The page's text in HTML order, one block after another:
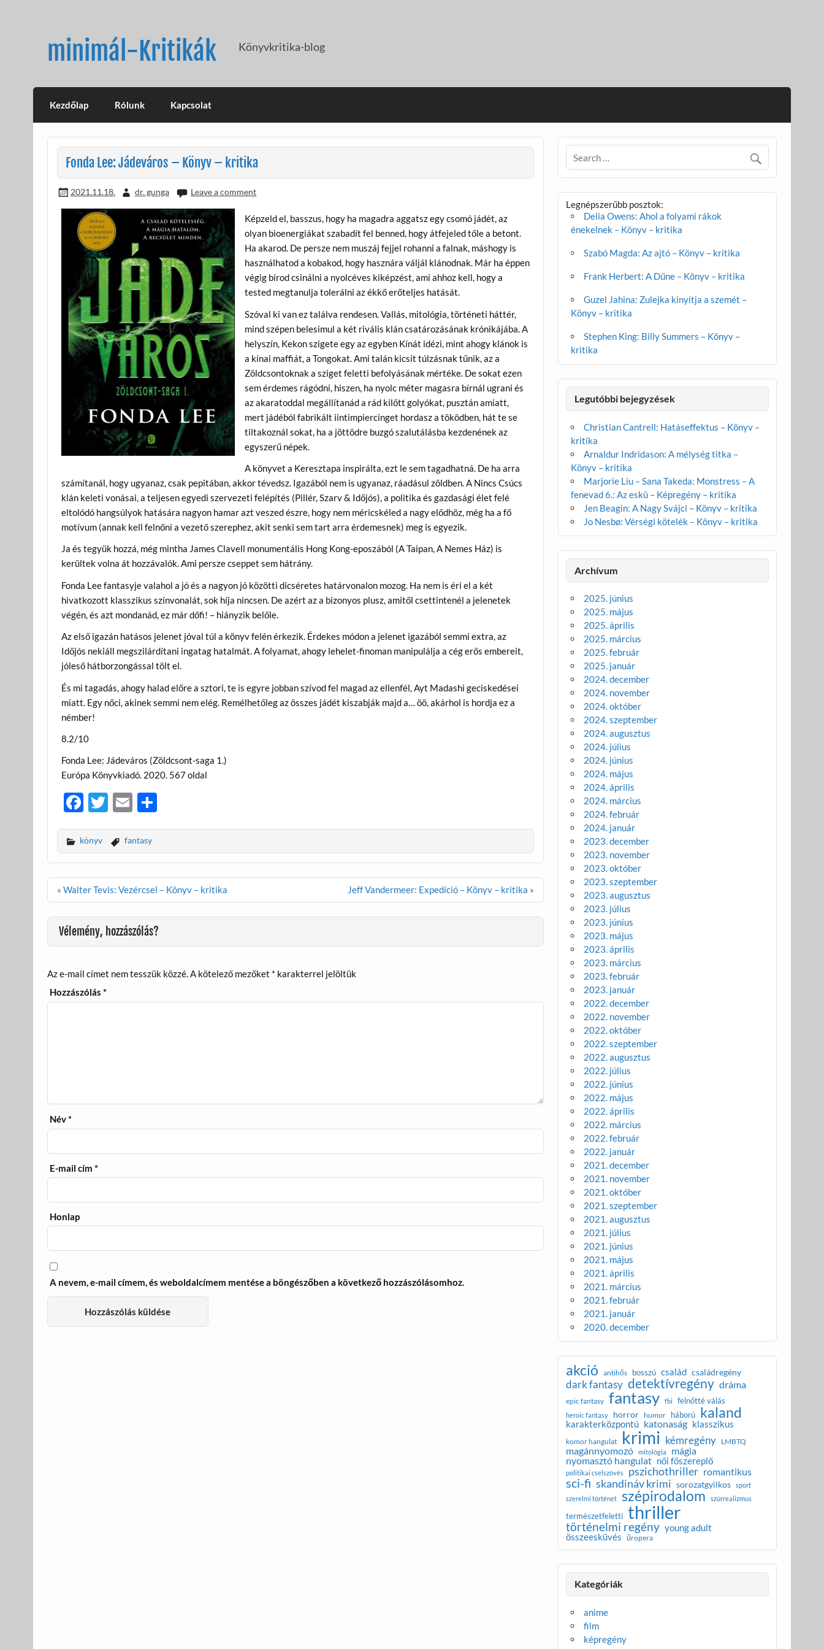
minimál-Kritikák Könyvkritika-blog
Kezdőlap Rólunk Kapcsolat
Fonda Lee: Jádeváros – Könyv – kritika
2021.11.18. dr. gunga Leave a comment
Képzeld el, basszus, hogy ha magadra aggatsz egy csomó jádét, az
olyan bioenergiákat szabadít fel benned, hogy átfejeled tőle a betont.
Ha akarod. De persze nem muszáj fejjel rohanni a falnak, máshogy is
használhatod a kobakod, hogy hasznára váljál klánodnak. Már ha éppen
végig bírod csinálni a nyolcéves kiképzést, ami ahhoz kell, hogy a
tested megtanulja tolerálni az ékkő erőteljes hatását.
Szóval ki van ez találva rendesen. Vallás, mitológia, történeti háttér,
mind szépen belesimul a két rivális klán csatározásának krónikájába. A
helyszín, Kekon szigete egy az egyben Kínát idézi, mint ahogy klánok is
a kínai maffiát, a Tongokat. Ami talán kicsit túlzásnak tűnik, az a
Zöldcsontoknak a sziget feletti befolyásának mértéke. De sokat ezen
sem érdemes rágódni, hiszen, ha nyolc méter magasra bírnál ugrani és
az akaratoddal megállítanád a rád kilőtt golyókat, pusztán amiatt,
mert jádéból fabrikált iintimpiercinget hordasz a töködben, hát te se
tiltakoznál sokat, ha a jöttödre buzgó szalutálásba kezdenének az
egyszerű népek.
A könyvet a Keresztapa inspirálta, ezt le sem tagadhatná. De ha arra
számítanál, hogy ugyanaz, csak pepitában, akkor tévedsz. Igazából nem is ugyanaz, ráadásul zöldben. A Nincs Csúcs
klán keleti vonásai, a teljesen egyedi szervezeti felépítés (Pillér, Szarv & Időjós), a politika és gazdasági élet felé
eltolódó hangsúlyok hatására nagyon hamar azt veszed észre, hogy nem méricskéled a nagy elődhöz, még ha a fő
motívum (annak kell felnőni a vezető szerephez, akit senki sem tart arra érdemesnek) meg is egyezik.
Ja és tegyük hozzá, még mintha James Clavell monumentális Hong Kong-eposzából (A Taipan, A Nemes Ház) is
kerültek volna át hozzávalók. Ami persze cseppet sem hátrány.
Fonda Lee fantasyje valahol a jó és a nagyon jó közötti dicséretes határvonalon mozog. Ha nem is éri el a két
hivatkozott klasszikus színvonalát, sok híja nincsen. De azért az a bizonyos plusz, amitől csettintenél a jelenetek
végén, és azt mondanád, ez már dőfi! – hiányzik belőle.
Az első igazán hatásos jelenet jóval túl a könyv felén érkezik. Érdekes módon a jelenet igazából semmi extra, az
Időjós nekiáll megszilárdítani ingatag hatalmát. A folyamat, ahogy lehelet-finoman manipulálja a cég erős embereit,
jóleső hátborzongással tölt el.
És mi tagadás, ahogy halad előre a sztori, te is egyre jobban szívod fel magad az ellenfél, Ayt Madashi geciskedései
miatt. Egy nőci, akinek semmi nem elég. Remélhetőleg az összes jádét kiszabják majd a… öö, akárhol is hordja ez a
némber!
8.2/10
Fonda Lee: Jádeváros (Zöldcsont-saga 1.)
Európa Könyvkiadó. 2020. 567 oldal
F
e
b
o
o
k
T
itt
er
E
ail
m
e
g
könyv fantasy
Bejegyzés
« Walter Tevis: Vezércsel – Könyv – kritika Jeff Vandermeer: Expedíció – Könyv – kritika »
Vélemény, hozzászólás?
Az e-mail címet nem tesszük közzé.A kötelező mezőket * karakterrel jelöltük
Hozzászólás*
Név*
E-mail cím*
Honlap
A nevem, e-mail címem, és weboldalcímem mentése a böngészőben a következő hozzászólásomhoz.
Legnépszerűbb posztok:
Delia Owens: Ahol a folyami rákok
énekelnek – Könyv – kritika
Szabó Magda: Az ajtó – Könyv – kritika
Frank Herbert: A Dűne – Könyv – kritika
Guzel Jahina: Zulejka kinyitja a szemét –
Könyv – kritika
Stephen King: Billy Summers – Könyv –
kritika
Legutóbbi bejegyzések
Christian Cantrell: Hatáseffektus – Könyv –
kritika
Arnaldur Indridason: A mélység titka –
Könyv – kritika
Marjorie Liu – Sana Takeda: Monstress – A
fenevad 6.: Az eskü – Képregény – kritika
Jen Beagin: A Nagy Svájci – Könyv – kritika
Jo Nesbø: Vérségi kötelék – Könyv – kritika
Archívum
2025. június
2025. május
2025. április
2025. március
2025. február
2025. január
2024. december
2024. november
2024. október
2024. szeptember
2024. augusztus
2024. július
2024. június
2024. május
2024. április
2024. március
2024. február
2024. január
2023. december
2023. november
2023. október
2023. szeptember
2023. augusztus
2023. július
2023. június
2023. május
2023. április
2023. március
2023. február
2023. január
2022. december
2022. november
2022. október
2022. szeptember
2022. augusztus
2022. július
2022. június
2022. május
2022. április
2022. március
2022. február
2022. január
2021. december
2021. november
2021. október
2021. szeptember
2021. augusztus
2021. július
2021. június
2021. május
2021. április
2021. március
2021. február
2021. január
2020. december
akció antihős bosszú család családregény
dark fantasy detektívregény dráma
epic fantasy fantasy fbi felnőtté válás
heroic fantasy horror humor háború kaland
karakterközpontú katonaság klasszikus
komor hangulat krimi kémregény LMBTQ
magánnyomozó mitológia mágia
nyomasztó hangulat női főszereplő
politikai cselszövés pszichothriller romantikus
sci-fi skandináv krimi sorozatgyilkos
sport
szerelmi történet
szépirodalom szürrealizmus
természetfeletti thriller
történelmi regény young adult
összeesküvés
űropera
Kategóriák
anime
film
képregény